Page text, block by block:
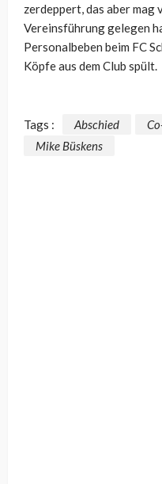
zerdeppert, das aber
Vereinsführung gelegen
Personalbeben beim FC
Köpfe aus dem Club spült.
Tags : Abschied
Mike Büskens